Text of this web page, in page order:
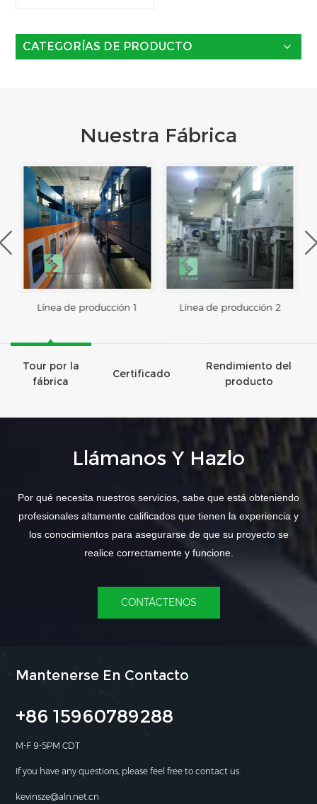
CATEGORÍAS DE PRODUCTO
Nuestra Fábrica
Línea de producción 1 Línea de producción 2
Tour por la
fábrica
Certificado
Rendimiento del
producto
Llámanos Y Hazlo
Por qué necesita nuestros servicios, sabe que está obteniendo
profesionales altamente calificados que tienen la experiencia y
los conocimientos para asegurarse de que su proyecto se
realice correctamente y funcione.
CONTÁCTENOS
Mantenerse En Contacto
+86 15960789288
M-F 9-5PM CDT
If you have any questions, please feel free to contact us.
kevinsze@aln.net.cn